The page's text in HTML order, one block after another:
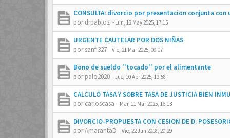
CONSULTA: divorcio por presentacion conjunta
pordrpabloz - Lun, 12 May 2025, 17:15
URGENTE CAUTELAR POR DOS NIÑAS
porsanfi327 -Vie, 21 Mar 2025, 09:07
Bono de sueldo ''tocado'' por el alimentante
porpalo2020 -Jue, 10 Abr 2025, 19:58
CALCULO TASA Y SOBRE TASA DE JUSTICIA BIEN
porcarloscasa - Mar, 11 Mar 2025, 16:13
DIVORCIO-PROPUESTA CON CESION DE D.
porAmarantaD -Vie, 22 Jun 2018, 20:29